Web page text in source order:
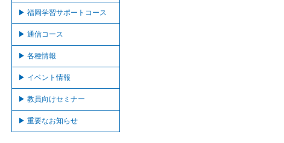
福岡学習サポートコース
通信コース
各種情報
イベント情報
教員向けセミナー
重要なお知らせ